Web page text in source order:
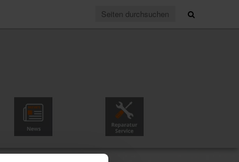
News & Partner Reparaturservice